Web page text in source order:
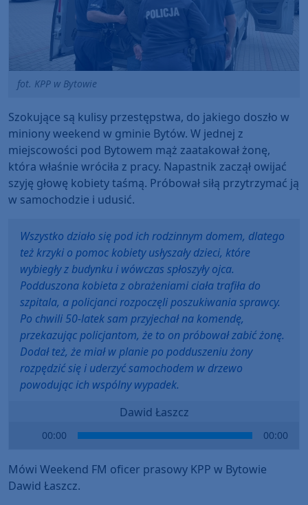
fot. KPP w Bytowie
Szokujące są kulisy przestępstwa, do jakiego doszło w
miniony weekend w gminie Bytów. W jednej z
miejscowości pod Bytowem mąż zaatakował żonę,
która właśnie wróciła z pracy. Napastnik zaczął owijać
szyję głowę kobiety taśmą. Próbował siłą przytrzymać ją
w samochodzie i udusić.
Wszystko działo się pod ich rodzinnym domem, dlatego
też krzyki o pomoc kobiety usłyszały dzieci, które
wybiegły z budynku i wówczas spłoszyły ojca.
Podduszona kobieta z obrażeniami ciała trafiła do
szpitala, a policjanci rozpoczęli poszukiwania sprawcy.
Po chwili 50-latek sam przyjechał na komendę,
przekazując policjantom, że to on próbował zabić żonę.
Dodał też, że miał w planie po podduszeniu żony
rozpędzić się i uderzyć samochodem w drzewo
powodując ich wspólny wypadek.
Dawid Łaszcz
00:00 00:00
Mówi Weekend FM oficer prasowy KPP w Bytowie
Dawid Łaszcz.